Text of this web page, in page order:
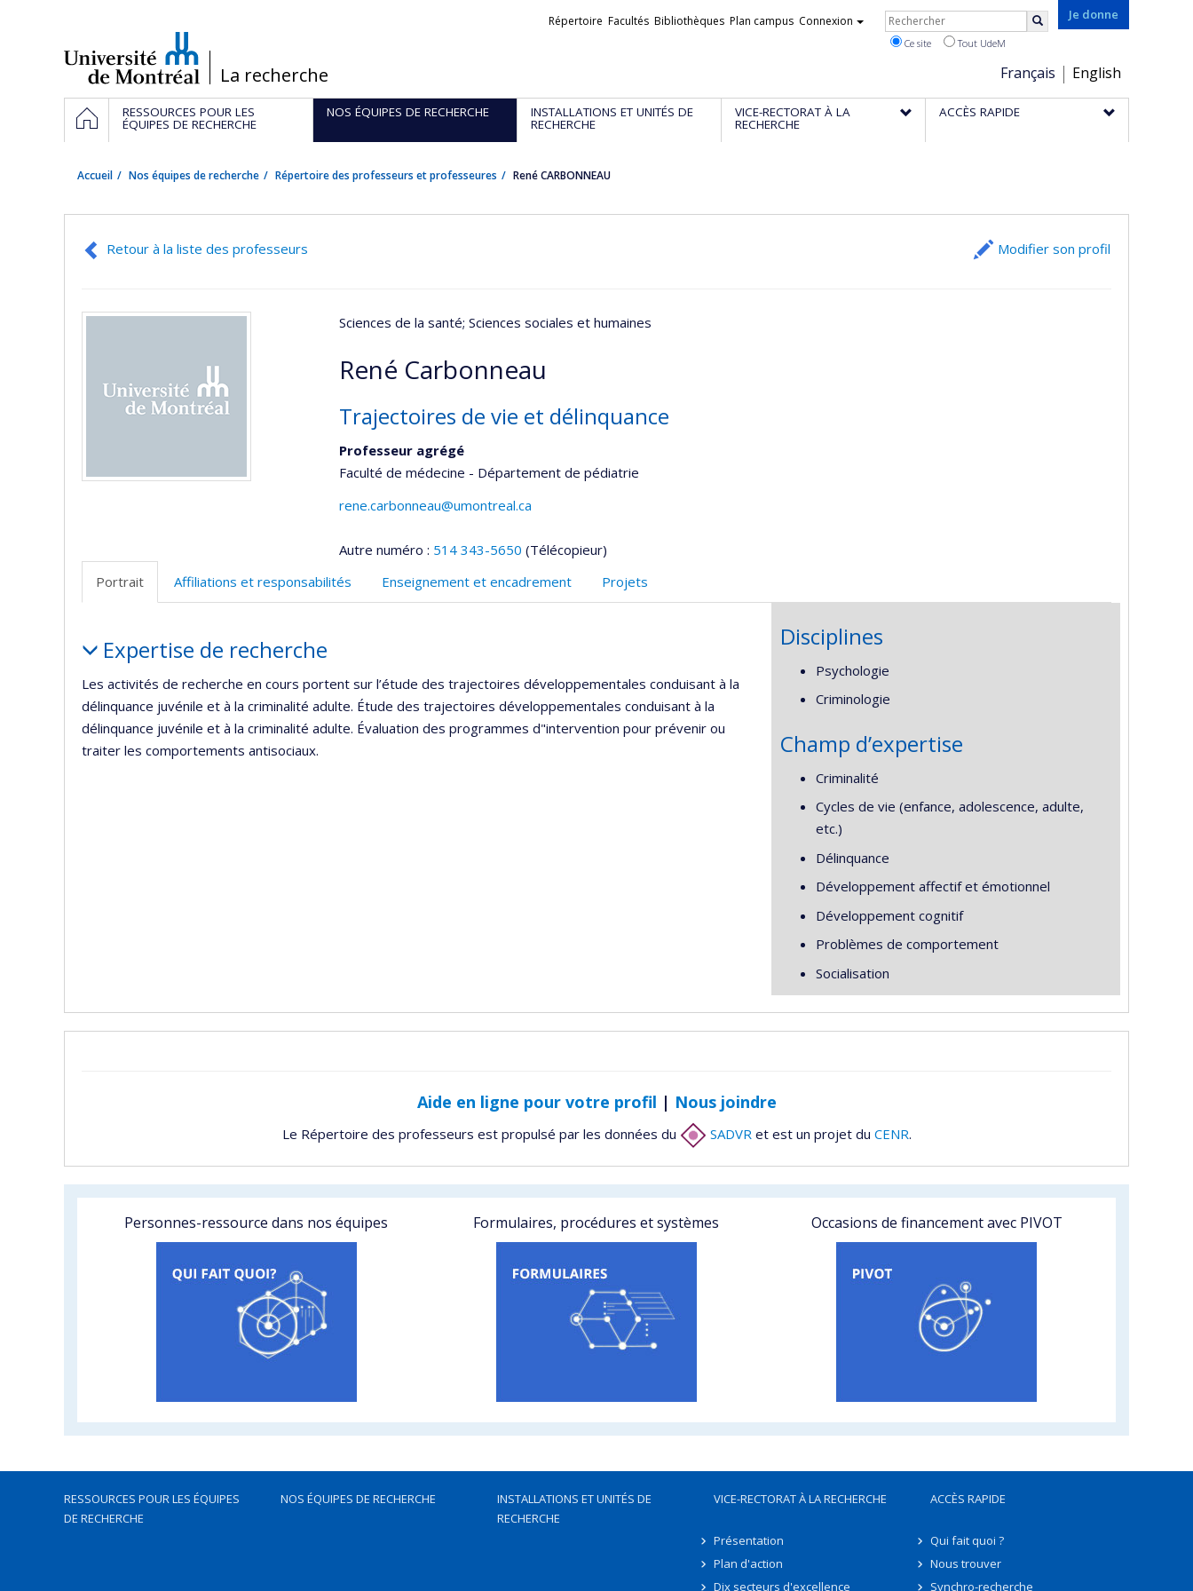
/La recherche
Je donne
Choix
de
la
Français English
Liens
Répertoire Facultés Bibliothèques Plan campus Connexion Rechercher
Ce site Tout UdeM
Navigation
principale
ACCUEILRESSOURCES POUR LES
ÉQUIPES DE RECHERCHE
NOS ÉQUIPES DE RECHERCHE INSTALLATIONS ET UNITÉS DE
RECHERCHE
VICE-RECTORAT À LA
RECHERCHE
ACCÈS RAPIDE
Accueil Nos équipes de recherche Répertoire des professeurs et professeures René CARBONNEAU
Retour à la liste des professeurs Modifier son profil
Sciences de la santé; Sciences sociales et humaines
René Carbonneau
Trajectoires de vie et délinquance
Professeur agrégé
Faculté de médecine - Département de pédiatrie
rene.carbonneau@umontreal.ca
Autre numéro : 514 343-5650 (Télécopieur)
Portrait
Affiliations et responsabilités Enseignement et encadrement Projets
Expertise de recherche
Les activités de recherche en cours portent sur l’étude des trajectoires développementales conduisant à la
délinquance juvénile et à la criminalité adulte. Étude des trajectoires développementales conduisant à la
délinquance juvénile et à la criminalité adulte. Évaluation des programmes d"intervention pour prévenir ou
traiter les comportements antisociaux.
Disciplines
Psychologie
Criminologie
Champ d’expertise
Criminalité
Cycles de vie (enfance, adolescence, adulte,
etc.)
Délinquance
Développement affectif et émotionnel
Développement cognitif
Problèmes de comportement
Socialisation
Aide en ligne pour votre profil | Nous joindre
Le Répertoire des professeurs est propulsé par les données du SADVR et est un projet du CENR.
Personnes-ressource dans nos équipes Formulaires, procédures et systèmes Occasions de financement avec PIVOT
RESSOURCES POUR LES ÉQUIPES
DE RECHERCHE
NOS ÉQUIPES DE RECHERCHE
INSTALLATIONS ET UNITÉS DE
RECHERCHE
VICE-RECTORAT À LA RECHERCHE
Présentation
Plan d'action
Dix secteurs d'excellence
ACCÈS RAPIDE
Qui fait quoi ?
Nous trouver
Synchro-recherche